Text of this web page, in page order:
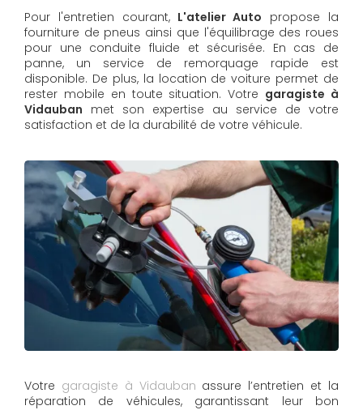
Pour l'entretien courant,L'atelier Auto propose la
fourniture de pneus ainsi que l'équilibrage des roues
pour une conduite fluide et sécurisée. En cas de
panne, un service de remorquage rapide est
disponible. De plus, la location de voiture permet de
rester mobile en toute situation. Votre garagiste à
Vidauban met son expertise au service de votre
satisfaction et de la durabilité de votre véhicule.
Votre garagiste à Vidauban assure l’entretien et la
réparation de véhicules, garantissant leur bon